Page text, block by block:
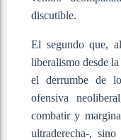
discutible.
El segundo que,
liberalismo desde
el derrumbe de
ofensiva
combatir y
ultraderecha-,